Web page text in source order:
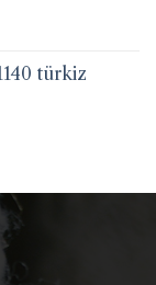
türkiz